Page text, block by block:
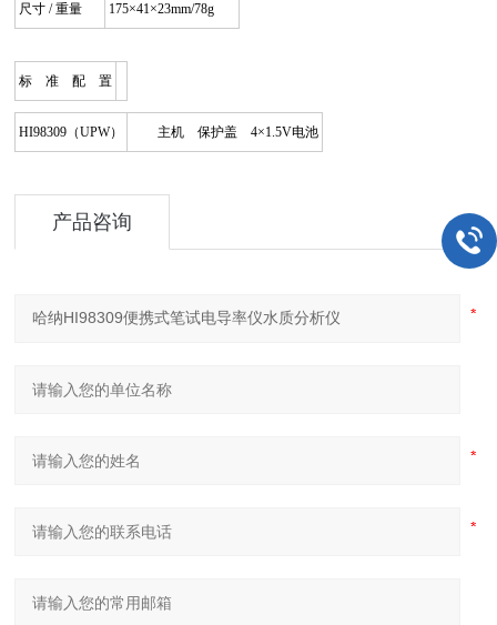
尺寸 / 重量 175×41×23mm/78g
标 准 配 置
HI98309（UPW） 主机 保护盖 4×1.5V电池
产品咨询